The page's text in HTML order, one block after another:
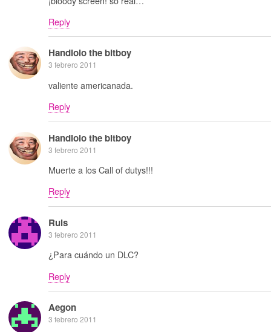
Reply
Handlolo the bitboy
3 febrero 2011
valiente americanada.
Reply
Handlolo the bitboy
3 febrero 2011
Muerte a los Call of dutys!!!
Reply
Ruls
3 febrero 2011
¿Para cuándo un DLC?
Reply
Aegon
3 febrero 2011